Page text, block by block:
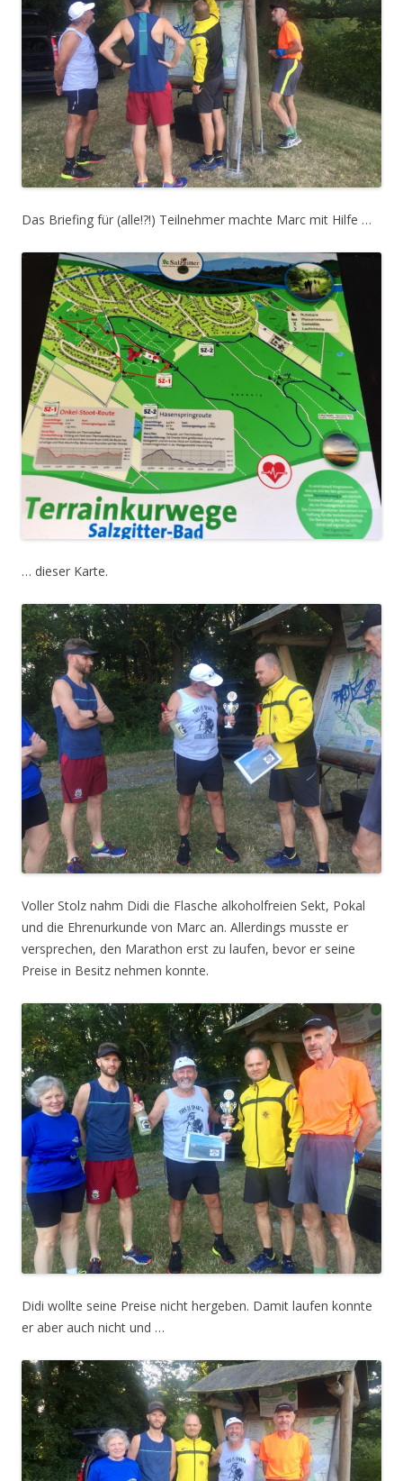
Das Briefing für (alle!?!) Teilnehmer machte Marc mit Hilfe …
… dieser Karte.
Voller Stolz nahm Didi die Flasche alkoholfreien Sekt, Pokal
und die Ehrenurkunde von Marc an. Allerdings musste er
versprechen, den Marathon erst zu laufen, bevor er seine
Preise in Besitz nehmen konnte.
Didi wollte seine Preise nicht hergeben. Damit laufen konnte
er aber auch nicht und …